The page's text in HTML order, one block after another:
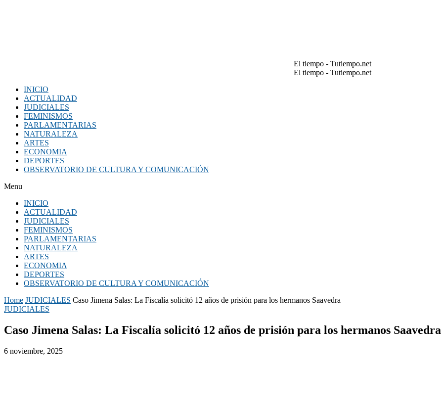
El tiempo - Tutiempo.net
El tiempo - Tutiempo.net
INICIO
ACTUALIDAD
JUDICIALES
FEMINISMOS
PARLAMENTARIAS
NATURALEZA
ARTES
ECONOMIA
DEPORTES
OBSERVATORIO DE CULTURA Y COMUNICACIÓN
Menu
INICIO
ACTUALIDAD
JUDICIALES
FEMINISMOS
PARLAMENTARIAS
NATURALEZA
ARTES
ECONOMIA
DEPORTES
OBSERVATORIO DE CULTURA Y COMUNICACIÓN
Home JUDICIALES Caso Jimena Salas: La Fiscalía solicitó 12 años de prisión para los hermanos Saavedra
JUDICIALES
Caso Jimena Salas: La Fiscalía solicitó 12 años de prisión para los hermanos Saavedra
6 noviembre, 2025